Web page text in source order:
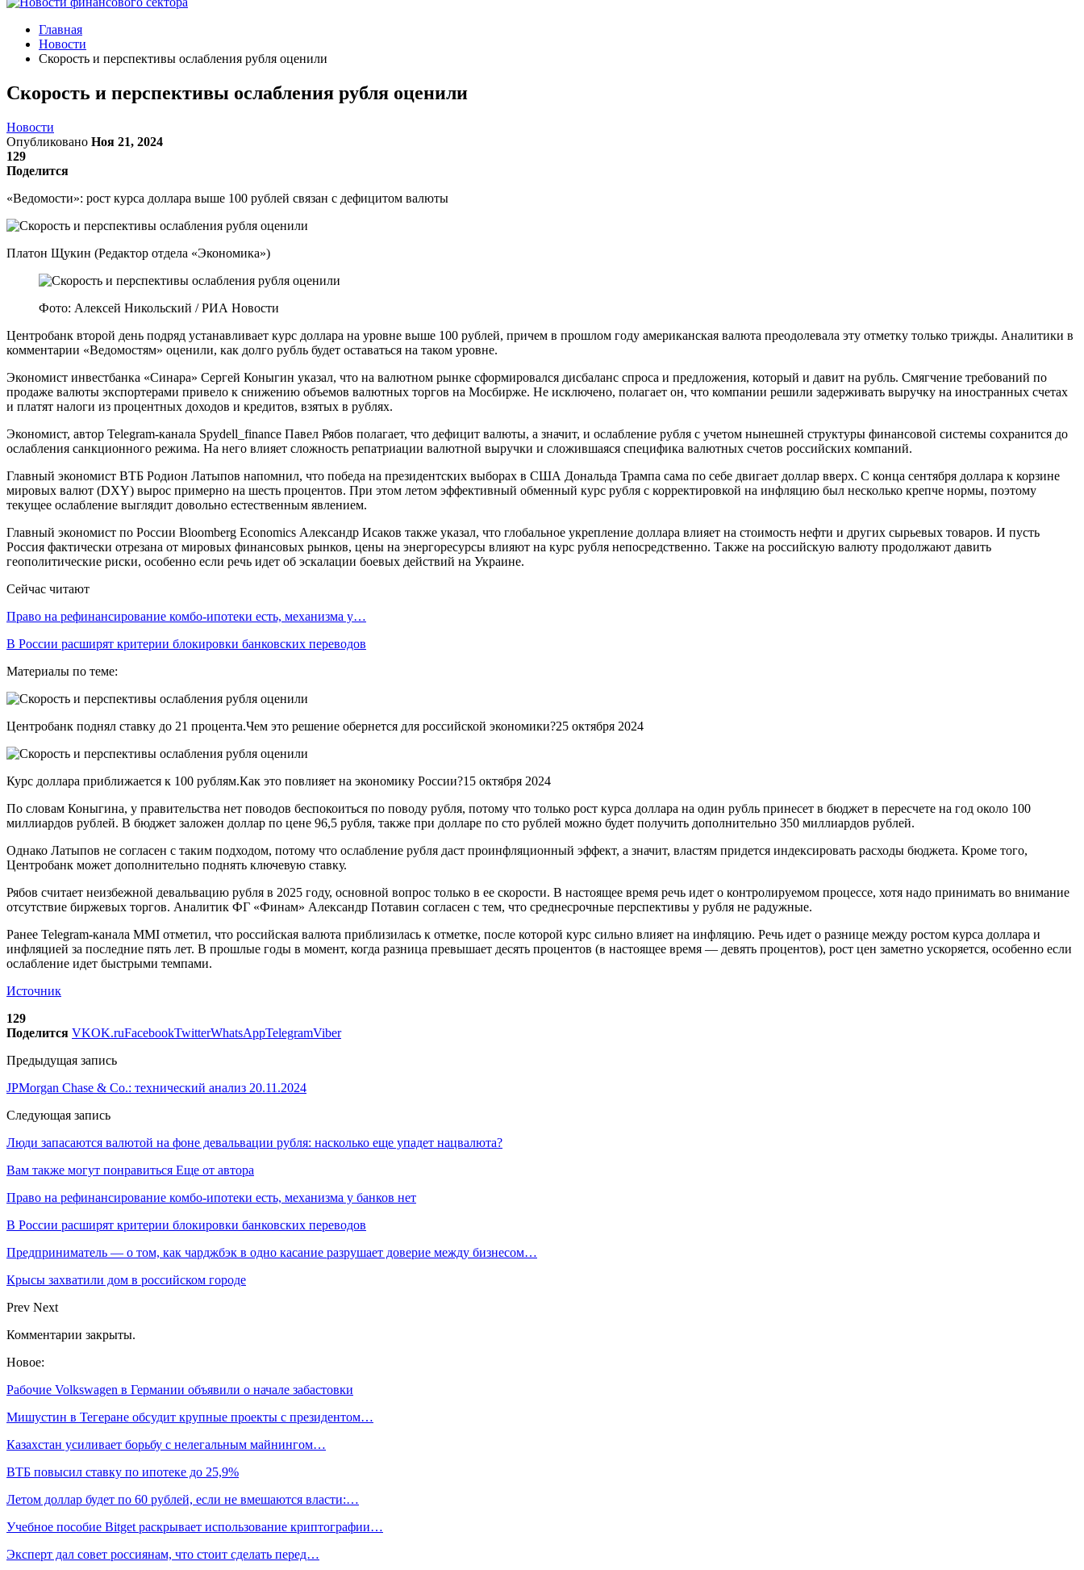
Главная
Новости
Скорость и перспективы ослабления рубля оценили
Скорость и перспективы ослабления рубля оценили
Новости
Опубликовано Ноя 21, 2024
129
Поделится
«Ведомости»: рост курса доллара выше 100 рублей связан с дефицитом валюты
Платон Щукин (Редактор отдела «Экономика»)
Фото: Алексей Никольский / РИА Новости
Центробанк второй день подряд устанавливает курс доллара на уровне выше 100 рублей, причем в прошлом году американская валюта преодолевала эту отметку только трижды. Аналитики в
комментарии «Ведомостям» оценили, как долго рубль будет оставаться на таком уровне.
Экономист инвестбанка «Синара» Сергей Коныгин указал, что на валютном рынке сформировался дисбаланс спроса и предложения, который и давит на рубль. Смягчение требований по
продаже валюты экспортерами привело к снижению объемов валютных торгов на Мосбирже. Не исключено, полагает он, что компании решили задерживать выручку на иностранных счетах
и платят налоги из процентных доходов и кредитов, взятых в рублях.
Экономист, автор Telegram-канала Spydell_finance Павел Рябов полагает, что дефицит валюты, а значит, и ослабление рубля с учетом нынешней структуры финансовой системы сохранится до
ослабления санкционного режима. На него влияет сложность репатриации валютной выручки и сложившаяся специфика валютных счетов российских компаний.
Главный экономист ВТБ Родион Латыпов напомнил, что победа на президентских выборах в США Дональда Трампа сама по себе двигает доллар вверх. С конца сентября доллара к корзине
мировых валют (DXY) вырос примерно на шесть процентов. При этом летом эффективный обменный курс рубля с корректировкой на инфляцию был несколько крепче нормы, поэтому
текущее ослабление выглядит довольно естественным явлением.
Главный экономист по России Bloomberg Economics Александр Исаков также указал, что глобальное укрепление доллара влияет на стоимость нефти и других сырьевых товаров. И пусть
Россия фактически отрезана от мировых финансовых рынков, цены на энергоресурсы влияют на курс рубля непосредственно. Также на российскую валюту продолжают давить
геополитические риски, особенно если речь идет об эскалации боевых действий на Украине.
Сейчас читают
Право на рефинансирование комбо-ипотеки есть, механизма у…
В России расширят критерии блокировки банковских переводов
Материалы по теме:
Центробанк поднял ставку до 21 процента.Чем это решение обернется для российской экономики?25 октября 2024
Курс доллара приближается к 100 рублям.Как это повлияет на экономику России?15 октября 2024
По словам Коныгина, у правительства нет поводов беспокоиться по поводу рубля, потому что только рост курса доллара на один рубль принесет в бюджет в пересчете на год около 100
миллиардов рублей. В бюджет заложен доллар по цене 96,5 рубля, также при долларе по сто рублей можно будет получить дополнительно 350 миллиардов рублей.
Однако Латыпов не согласен с таким подходом, потому что ослабление рубля даст проинфляционный эффект, а значит, властям придется индексировать расходы бюджета. Кроме того,
Центробанк может дополнительно поднять ключевую ставку.
Рябов считает неизбежной девальвацию рубля в 2025 году, основной вопрос только в ее скорости. В настоящее время речь идет о контролируемом процессе, хотя надо принимать во внимание
отсутствие биржевых торгов. Аналитик ФГ «Финам» Александр Потавин согласен с тем, что среднесрочные перспективы у рубля не радужные.
Ранее Telegram-канала MMI отметил, что российская валюта приблизилась к отметке, после которой курс сильно влияет на инфляцию. Речь идет о разнице между ростом курса доллара и
инфляцией за последние пять лет. В прошлые годы в момент, когда разница превышает десять процентов (в настоящее время — девять процентов), рост цен заметно ускоряется, особенно если
ослабление идет быстрыми темпами.
Источник
129
Поделится VKOK.ruFacebookTwitterWhatsAppTelegramViber
Предыдущая запись
JPMorgan Chase & Co.: технический анализ 20.11.2024
Следующая запись
Люди запасаются валютой на фоне девальвации рубля: насколько еще упадет нацвалюта?
Вам также могут понравиться Еще от автора
Право на рефинансирование комбо-ипотеки есть, механизма у банков нет
В России расширят критерии блокировки банковских переводов
Предприниматель — о том, как чарджбэк в одно касание разрушает доверие между бизнесом…
Крысы захватили дом в российском городе
Prev Next
Комментарии закрыты.
Новое:
Рабочие Volkswagen в Германии объявили о начале забастовки
Мишустин в Тегеране обсудит крупные проекты с президентом…
Казахстан усиливает борьбу с нелегальным майнингом…
ВТБ повысил ставку по ипотеке до 25,9%
Летом доллар будет по 60 рублей, если не вмешаются власти:…
Учебное пособие Bitget раскрывает использование криптографии…
Эксперт дал совет россиянам, что стоит сделать перед…